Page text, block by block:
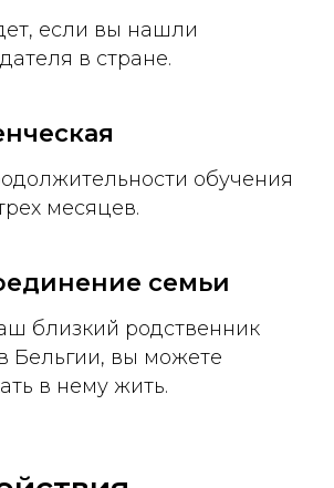
если вы нашли
в стране.
обучения
месяцев.
семьи
близкий родственник
Бельгии, вы можете
в нему жить.